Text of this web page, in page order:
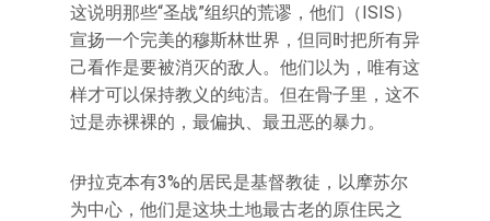
这说明那些“圣战”组织的荒谬，他们（ISIS）
宣扬一个完美的穆斯林世界，但同时把所有异
己看作是要被消灭的敌人。他们以为，唯有这
样才可以保持教义的纯洁。但在骨子里，这不
过是赤裸裸的，最偏执、最丑恶的暴力。
伊拉克本有3%的居民是基督教徒，以摩苏尔
为中心，他们是这块土地最古老的原住民之